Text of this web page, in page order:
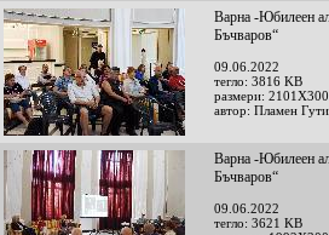
Варна -Юбилеен
Бъчваров“
09.06.2022
тегло: 3816 KB
размери:
автор: Пламен
Варна -Юбилеен
Бъчваров“
09.06.2022
тегло: 3621 KB